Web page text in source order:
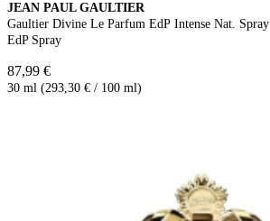
JEAN PAUL GAULTIER
Gaultier Divine Le Parfum EdP Intense Nat. Spray
EdP Spray
87,99 €
30 ml (293,30 € / 100 ml)